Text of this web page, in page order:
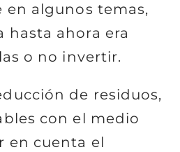
en algunos temas,
hasta ahora era
o no invertir.
de residuos,
con el medio
en cuenta el